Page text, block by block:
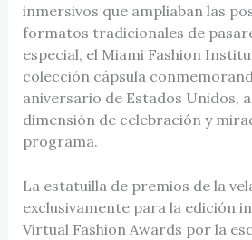
inmersivos que ampliaban las
formatos tradicionales de
especial, el Miami Fashion
colección cápsula
aniversario de Estados Unidos,
dimensión de celebración y
programa.
La estatuilla de premios de la
exclusivamente para la edición
Virtual Fashion Awards por la